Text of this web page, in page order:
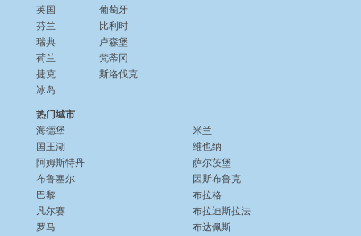
英国
芬兰
瑞典
荷兰
捷克
冰岛
葡萄牙
比利时
卢森堡
梵蒂冈
斯洛伐克
热门城市
海德堡
国王湖
阿姆斯特丹
布鲁塞尔
巴黎
凡尔赛
罗马
米兰
维也纳
萨尔茨堡
因斯布鲁克
布拉格
布拉迪斯拉法
布达佩斯